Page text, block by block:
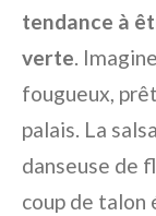
tendance à
verte.
fougueux,
palais. La
danseuse de
coup de talon